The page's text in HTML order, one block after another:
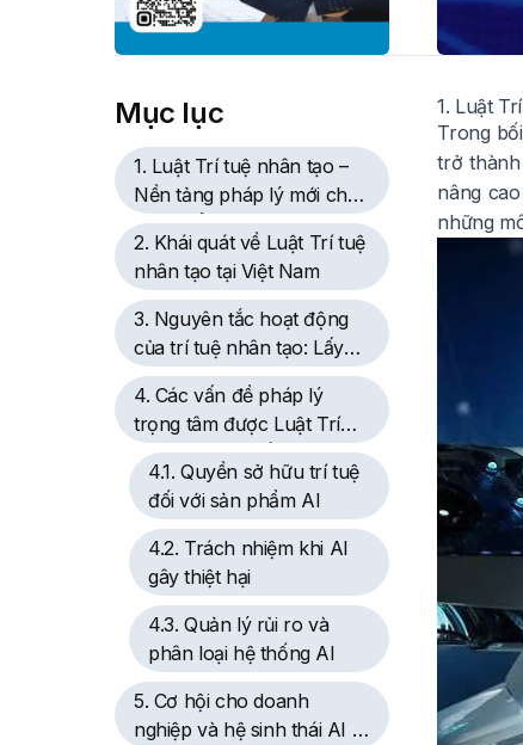
Mục lục
1. Luật Trí tuệ nhân tạo –
Nền tảng pháp lý mới cho
phát triển AI tại Việt Nam
2. Khái quát về Luật Trí tuệ
nhân tạo tại Việt Nam
3. Nguyên tắc hoạt động
của trí tuệ nhân tạo: Lấy
con người làm trung tâm
4. Các vấn đề pháp lý
trọng tâm được Luật Trí
tuệ nhân tạo điều chỉnh
4.1. Quyền sở hữu trí tuệ
đối với sản phẩm AI
4.2. Trách nhiệm khi AI
gây thiệt hại
4.3. Quản lý rủi ro và
phân loại hệ thống AI
5. Cơ hội cho doanh
nghiệp và hệ sinh thái AI tại
1. Luật
Trong
trở
nâng
những